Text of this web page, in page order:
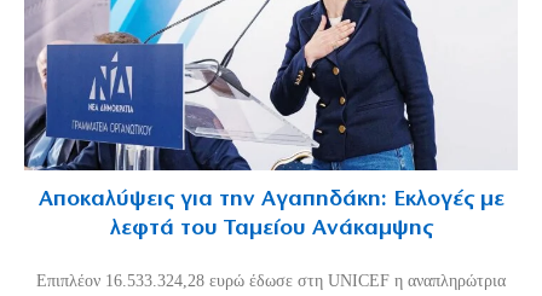
Αποκαλύψεις για την Αγαπηδάκη: Εκλογές με
λεφτά του Ταμείου Ανάκαμψης
Επιπλέον 16.533.324,28 ευρώ έδωσε στη UNICEF η αναπληρώτρια